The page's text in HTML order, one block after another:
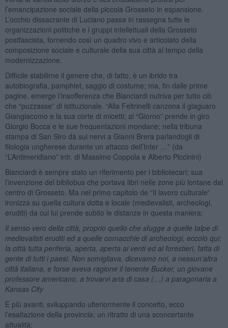
l’emancipazione sociale della piccola Grosseto in espansione.
L’occhio dissacrante di Luciano passa in rassegna tutte le
organizzazioni politiche e i gruppi intellettuali della Grosseto
postfascista, fornendo così un quadro vivo e articolato della
composizione sociale e culturale della sua città al tempo della
modernizzazione.
Difficile stabilirne il genere che, di fatto, è un ibrido tra
autobiografia, pamphlet, saggio di costume; ma, fin dalle prime
pagine, emerge l’insofferenza che Bianciardi nutriva per tutto ciò
che “puzzasse” di istituzionale. “Alla Feltrinelli canzona il giaguaro
Giangiacomo e la sua corte di micetti; al “Giorno” prende in giro
Giorgio Bocca e le sue frequentazioni mondane; nella tribuna
stampa di San Siro dà sui nervi a Gianni Brera parlandogli di
filologia ungherese durante un attacco dell’Inter …” (da
“L’Antimeridiano” intr. di Massimo Coppola e Alberto Piccinini)
Bianciardi è sempre stato un riferimento per i bibliotecari; sua
l’invenzione del bibliobus che portava libri nelle zone più lontane dal
centro di Grosseto. Ma nel primo capitolo de “Il lavoro culturale”
ironizza su quella cultura dotta e locale (medievalisti, archeologi,
eruditi) da cui lui prende subito le distanze in questa maniera:
Il senso vero della città, proprio quello che sfugge a quelle talpe di
medievalisti eruditi ed a quelle cornacchie di archeologi, eccolo qui:
la città tutta periferia, aperta, aperta ai venti ed ai forestieri, fatta di
gente di tutti i paesi. Non somigliava, dicevamo noi, a nessun’altra
città italiana, e forse aveva ragione il tenente Bucker, un giovane
professore americano, a trovarvi aria di casa (…) a paragonarla a
Kansas City
E più avanti, sviluppando ulteriormente il concetto, ecco
l’esaltazione della provincia; un ritratto di una sconcertante
attualità: